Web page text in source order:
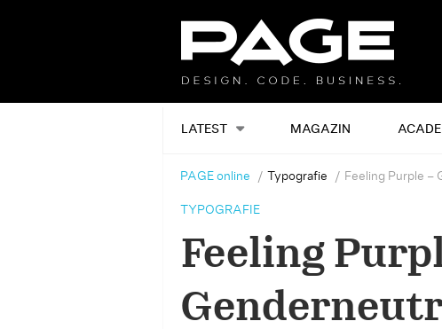
LATEST MAGAZIN
PAGE online Typografie Feeling Purple –
TYPOGRAFIE
Feeling